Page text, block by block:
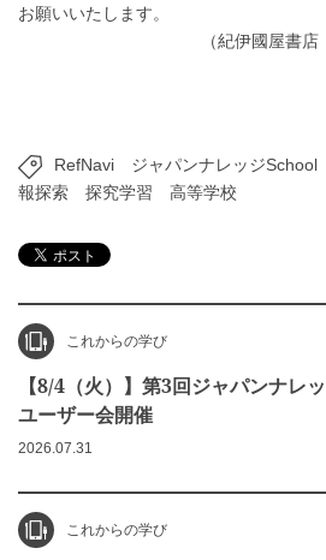
お願いいたします。
（紀伊國屋書
RefNavi ジャパンナレッジSchool
報探索
探究学習 高等学校
これからの学び
【8/4（火）】第3回ジャパンナレ
ユーザー会開催
2026.07.31
これからの学び